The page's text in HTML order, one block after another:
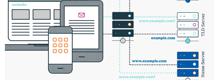
Xarxes connectades
Informació tècnica
Orange amplia la seva
connexió al CATNIX